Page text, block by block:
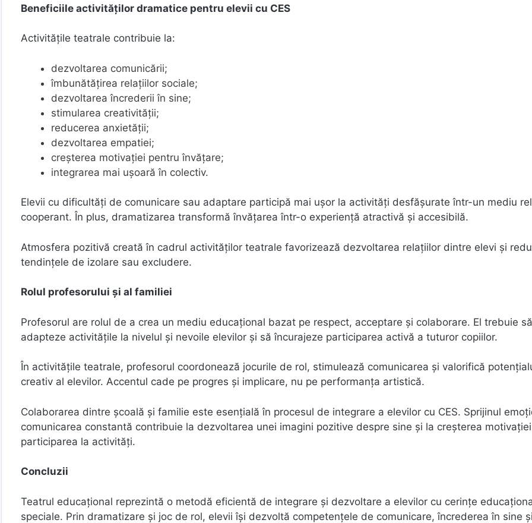
Beneficiile activităților dramatice pentru elevii cu CES
Activitățile teatrale contribuie la:
dezvoltarea comunicării;
îmbunătățirea relațiilor sociale;
dezvoltarea încrederii în sine;
stimularea creativității;
reducerea anxietății;
dezvoltarea empatiei;
creșterea motivației pentru învățare;
integrarea mai ușoară în colectiv.
Elevii cu dificultăți de comunicare sau adaptare participă mai ușor la activități desfășurate într-un mediu
cooperant. În plus, dramatizarea transformă învățarea într-o experiență atractivă și accesibilă.
Atmosfera pozitivă creată în cadrul activităților teatrale favorizează dezvoltarea relațiilor dintre elevi și
tendințele de izolare sau excludere.
Rolul profesorului și al familiei
Profesorul are rolul de a crea un mediu educațional bazat pe respect, acceptare și colaborare. El trebuie să
adapteze activitățile la nivelul și nevoile elevilor și să încurajeze participarea activă a tuturor copiilor.
În activitățile teatrale, profesorul coordonează jocurile de rol, stimulează comunicarea și valorifică
creativ al elevilor. Accentul cade pe progres și implicare, nu pe performanța artistică.
Colaborarea dintre școală și familie este esențială în procesul de integrare a elevilor cu CES. Sprijinul
comunicarea constantă contribuie la dezvoltarea unei imagini pozitive despre sine și la creșterea
participarea la activități.
Concluzii
Teatrul educațional reprezintă o metodă eficientă de integrare și dezvoltare a elevilor cu cerințe
speciale. Prin dramatizare și joc de rol, elevii își dezvoltă competențele de comunicare, încrederea în sine și